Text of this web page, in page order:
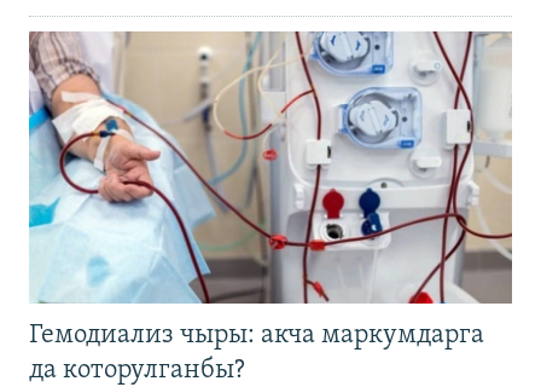
Гемодиализ чыры: акча маркумдарга
да которулганбы?